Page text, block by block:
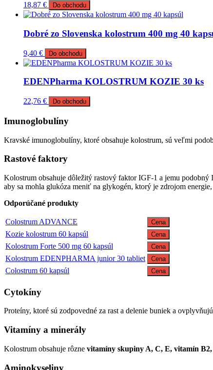
18,87 € Do obchodu
Dobré zo Slovenska kolostrum 400 mg 40
9,40 € Do obchodu
EDENPharma KOLOSTRUM KOZIE 30 ks
22,76 € Do obchodu
Imunoglobulíny
Kravské imunoglobulíny, ktoré obsahuje kolostrum, sú veľmi
Rastové faktory
Kolostrum obsahuje dôležitý rastový faktor IGF-1 a jemu
aby sa mohla glukóza meniť na glykogén, ktorý je zdrojom
Odporúčané produkty
Colostrum ADVANCE Cena
Kozie kolostrum 60 kapsúl Cena
Kolostrum Forte 500 mg 60 kapsúl Cena
Kolostrum EDENPHARMA junior 30 tabliet Cena
Colostrum 60 kapsúl Cena
Cytokíny
Proteíny, ktoré sú zodpovedné za rast a delenie buniek a
Vitamíny a minerály
Kolostrum obsahuje rôzne vitamíny skupiny A, C, E, vitamín B2,
Aminokyseliny